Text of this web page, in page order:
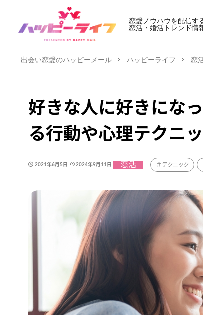
恋愛ノウハウを配信す
恋活・婚活トレンド情
出会い恋愛のハッピーメール ハッピーライフ 恋
好きな人に好きにな
る行動や心理テクニ
2021年6月5日 2024年9月11日 恋活 テクニック